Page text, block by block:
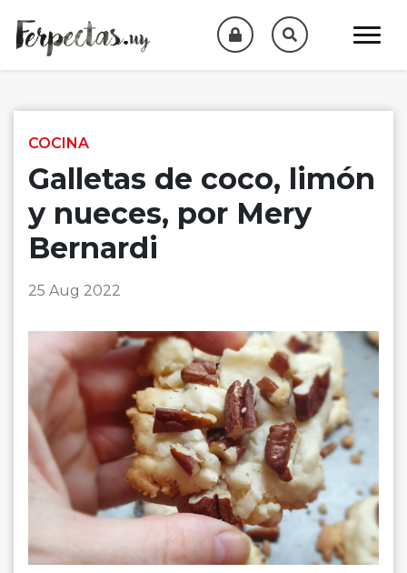
COCINA
Galletas de coco, limón
y nueces, por Mery
Bernardi
25 Aug 2022